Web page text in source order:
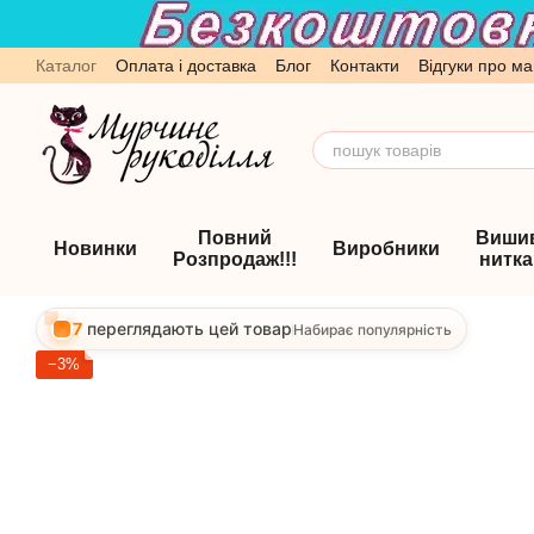
Перейти до основного контенту
Каталог Оплата і доставка Блог Контакти
Відгуки про
Обмін та повернення
Угода користувача
Новинки
Повний
Розпродаж!!!
Виробники
7 переглядають цей товарНабирає популярність
−3%